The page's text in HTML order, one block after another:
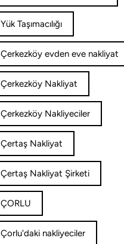
Yük Taşımacılığı
Çerkezköy evden eve nakliyat
Çerkezköy Nakliyat
Çerkezköy Nakliyeciler
Çertaş Nakliyat
Çertaş Nakliyat Şirketi
ÇORLU
Çorlu'daki nakliyeciler